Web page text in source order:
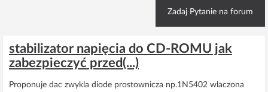
Zadaj Pytanie na forum
stabilizator napięcia do CD-ROMU jak
zabezpieczyć przed(...)
Proponuje dac zwykla diode prostownicza np.1N5402 wlaczona